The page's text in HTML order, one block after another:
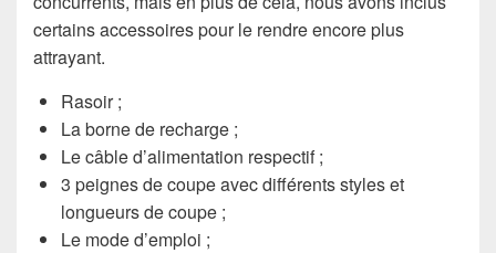
certains accessoires pour le rendre encore plus
attrayant.
Rasoir ;
La borne de recharge ;
Le câble d’alimentation respectif ;
3 peignes de coupe avec différents styles et
longueurs de coupe ;
Le mode d’emploi ;